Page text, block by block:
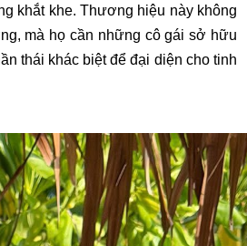
khắt khe. Thương hiệu này không
mà họ cần những cô gái sở hữu
thái khác biệt để đại diện cho tinh